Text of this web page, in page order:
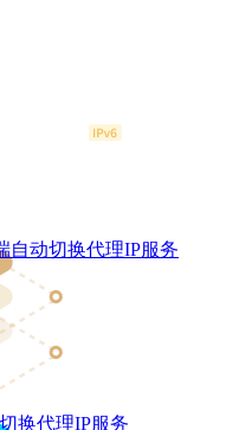
自动切换代理IP服务
换代理IP服务